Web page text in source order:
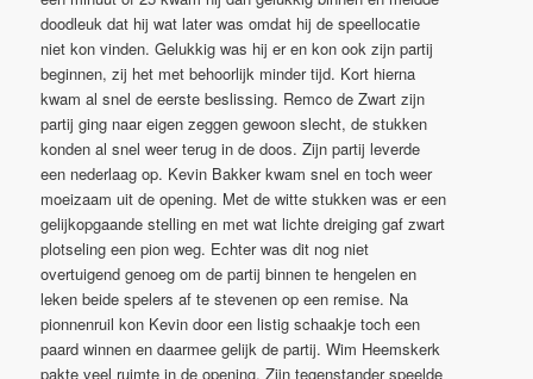
doodleuk dat hij wat later was omdat hij de speellocatie
niet kon vinden. Gelukkig was hij er en kon ook zijn partij
beginnen, zij het met behoorlijk minder tijd. Kort hierna
kwam al snel de eerste beslissing. Remco de Zwart zijn
partij ging naar eigen zeggen gewoon slecht, de stukken
konden al snel weer terug in de doos. Zijn partij leverde
een nederlaag op. Kevin Bakker kwam snel en toch weer
moeizaam uit de opening. Met de witte stukken was er een
gelijkopgaande stelling en met wat lichte dreiging gaf zwart
plotseling een pion weg. Echter was dit nog niet
overtuigend genoeg om de partij binnen te hengelen en
leken beide spelers af te stevenen op een remise. Na
pionnenruil kon Kevin door een listig schaakje toch een
paard winnen en daarmee gelijk de partij. Wim Heemskerk
pakte veel ruimte in de opening. Zijn tegenstander speelde